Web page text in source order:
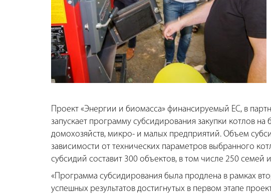
Проект «Энергии и биомасса» финансируемый ЕС, в
запускает программу субсидирования закупки котлов
домохозяйств, микро- и малых предприятий. Объем
зависимости от технических параметров выбранного
субсидий составит 300 объектов, в том числе 250 семей
«Программа субсидирования была продлена в рамках
успешных результатов достигнутых в первом этапе